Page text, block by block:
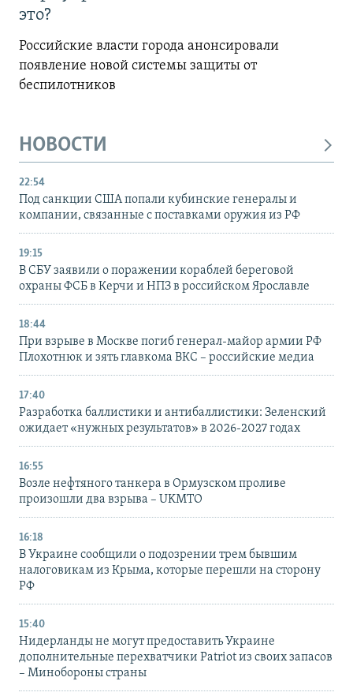
это?
Российские власти города анонсировали
появление новой системы защиты от
беспилотников
НОВОСТИ
22:54
Под санкции США попали кубинские генералы и
компании, связанные с поставками оружия из РФ
19:15
В СБУ заявили о поражении кораблей береговой
охраны ФСБ в Керчи и НПЗ в российском Ярославле
18:44
При взрыве в Москве погиб генерал-майор армии РФ
Плохотнюк и зять главкома ВКС – российские медиа
17:40
Разработка баллистики и антибаллистики: Зеленский
ожидает «нужных результатов» в 2026-2027 годах
16:55
Возле нефтяного танкера в Ормузском проливе
произошли два взрыва – UKMTO
16:18
В Украине сообщили о подозрении трем бывшим
налоговикам из Крыма, которые перешли на сторону
РФ
15:40
Нидерланды не могут предоставить Украине
дополнительные перехватчики Patriot из своих запасов
– Минобороны страны